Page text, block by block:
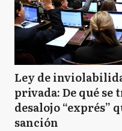
Ley de
privada: De qué
desalojo “exprés”
sanción